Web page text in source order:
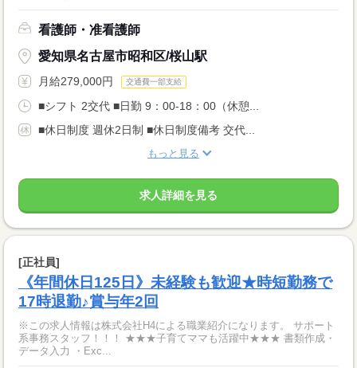
看護師・准看護師
愛知県名古屋市昭和区/桜山駅
月給279,000円 交通費一部支給
■シフト 2交代 ■日勤 9：00-18：00（休憩...
■休日制度 週休2日制 ■休日制度備考 交代...
もっと見る
求人詳細を見る
[正社員]
《年間休日125日》未経験も歓迎★時短勤務で
17時退勤♪賞与年2回
※この求人情報は株式会社H4による職業紹介になります。 サポート
系事務スタッフ！！！ ★★★子育てママも活躍中★★★ 書類作成・
データ入力 ・Exc...